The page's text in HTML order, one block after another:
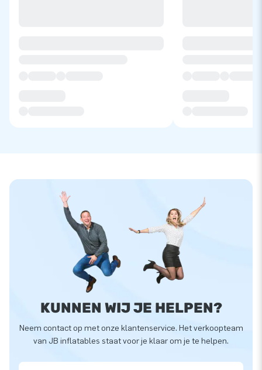
KUNNEN WIJ JE HELPEN?
Neem contact op met onze klantenservice. Het verkoopteam
van JB inflatables staat voor je klaar om je te helpen.